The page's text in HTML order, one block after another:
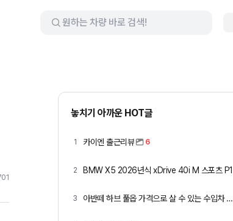
놓치기 아까운 HOT글
1 카이엔 출근리뷰 6
2 BMW X5 2026년식 xDrive 40i M 스포츠 P1
3 아반떼 하브 풀옵 가격으로 살 수 있는 수입차 모아봤습니다 (중고 포함)